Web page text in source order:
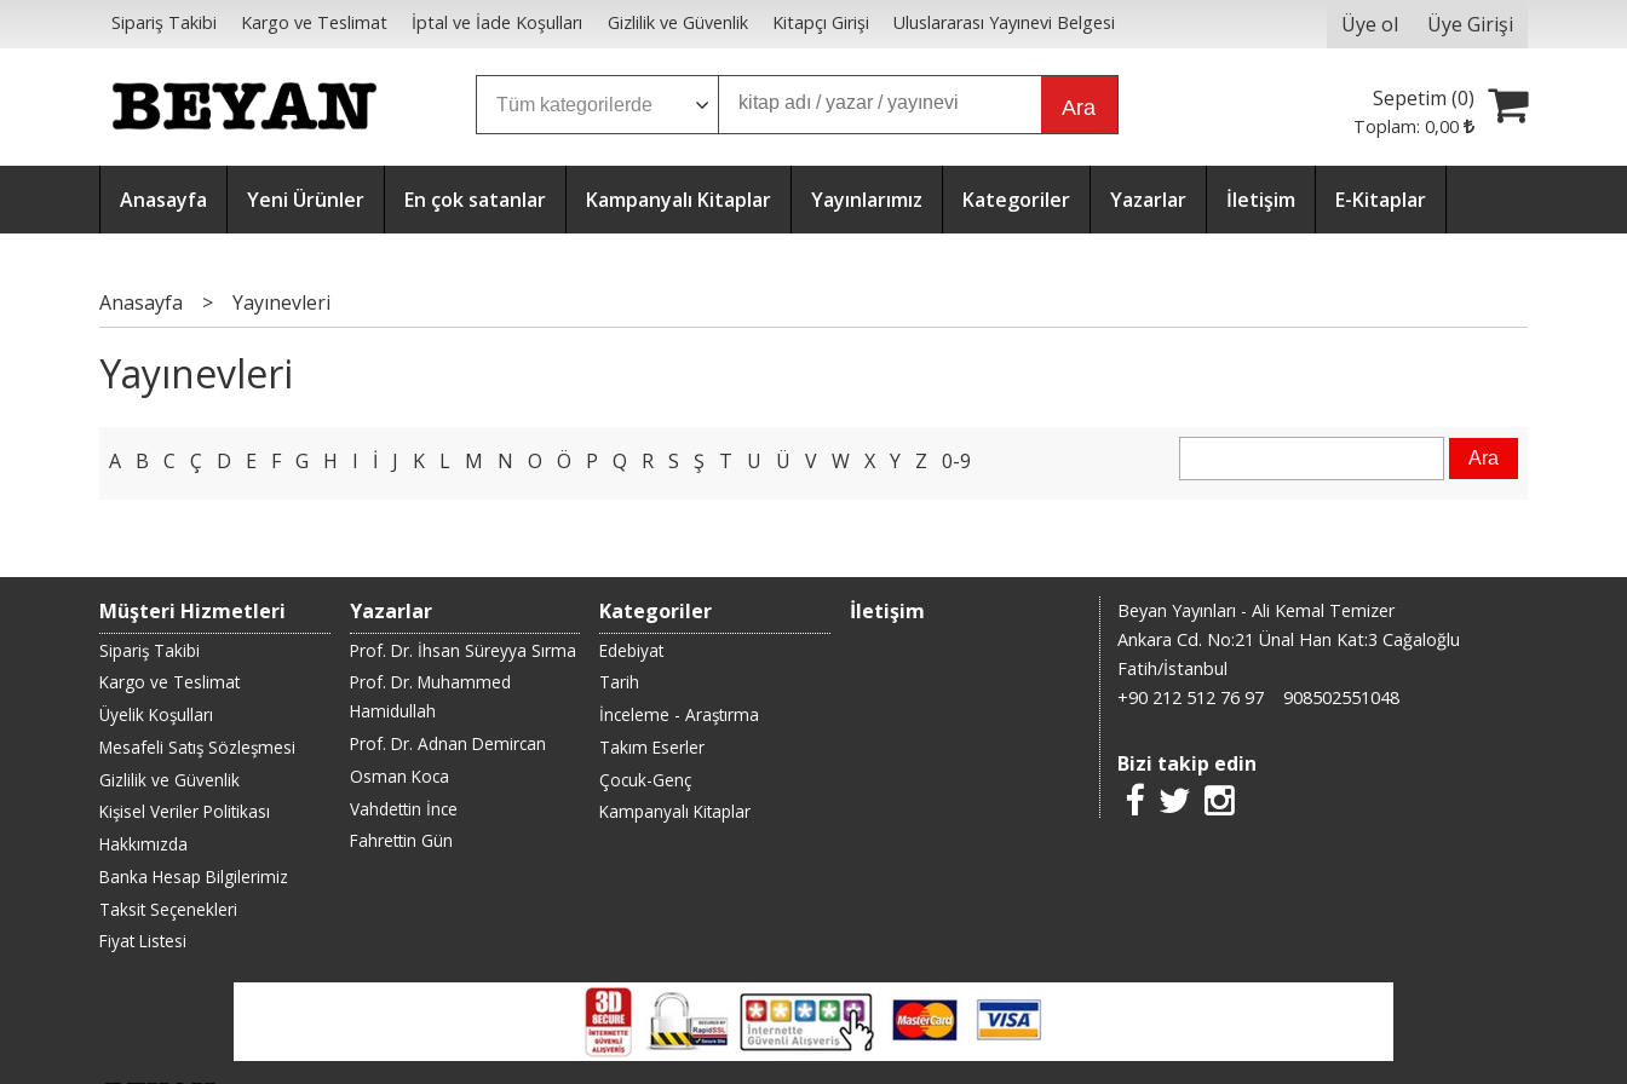
Sipariş Takibi Kargo ve Teslimat İptal ve İade Koşulları Gizlilik ve Güvenlik Kitapçı Girişi Uluslararası Yayınevi Belgesi Üye ol Üye Girişi
Ara Sepetim (0)
Toplam:0,00
Anasayfa Yeni Ürünler En çok satanlar Kampanyalı Kitaplar Yayınlarımız Kategoriler Yazarlar İletişim E-Kitaplar
Anasayfa > Yayınevleri
Yayınevleri
A B C Ç D E F G H I İ J K L M N O Ö P Q R S Ş T U Ü V W X Y Z 0-9
Müşteri Hizmetleri
Sipariş Takibi
Kargo ve Teslimat
Üyelik Koşulları
Mesafeli Satış Sözleşmesi
Gizlilik ve Güvenlik
Kişisel Veriler Politikası
Hakkımızda
Banka Hesap Bilgilerimiz
Taksit Seçenekleri
Fiyat Listesi
Yazarlar
Prof. Dr. İhsan Süreyya Sırma
Prof. Dr. Muhammed
Hamidullah
Prof. Dr. Adnan Demircan
Osman Koca
Vahdettin İnce
Fahrettin Gün
Kategoriler
Edebiyat
Tarih
İnceleme - Araştırma
Takım Eserler
Çocuk-Genç
Kampanyalı Kitaplar
İletişim
Beyan Yayınları - Ali Kemal Temizer
Ankara Cd. No:21 Ünal Han Kat:3 Cağaloğlu
Fatih/İstanbul
+90 212 512 76 97
908502551048
Bizi takip edin